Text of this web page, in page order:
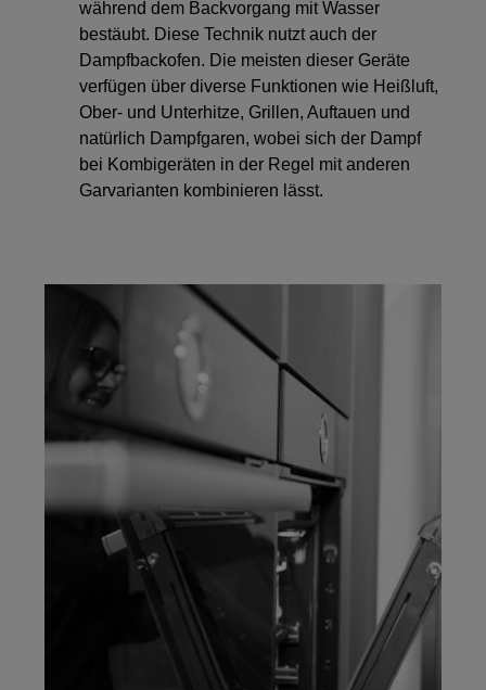
während dem Backvorgang mit Wasser
bestäubt. Diese Technik nutzt auch der
Dampfbackofen. Die meisten dieser Geräte
verfügen über diverse Funktionen wie Heißluft,
Ober- und Unterhitze, Grillen, Auftauen und
natürlich Dampfgaren, wobei sich der Dampf
bei Kombigeräten in der Regel mit anderen
Garvarianten kombinieren lässt.